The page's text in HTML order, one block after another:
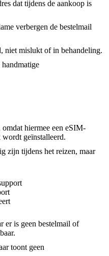
dat tijdens de aankoop is
verbergen de bestelmail
niet mislukt of in behandeling.
hiermee een eSIM-
geïnstalleerd.
zijn tijdens het reizen, maar
er is geen bestelmail of
toont geen